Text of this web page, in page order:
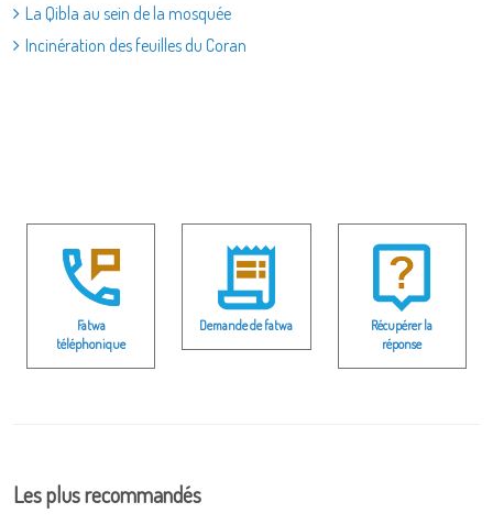
La Qibla au sein de la mosquée
Incinération des feuilles du Coran
Fatwa
téléphonique
Demande de fatwa
Récupérer la
réponse
Les plus recommandés